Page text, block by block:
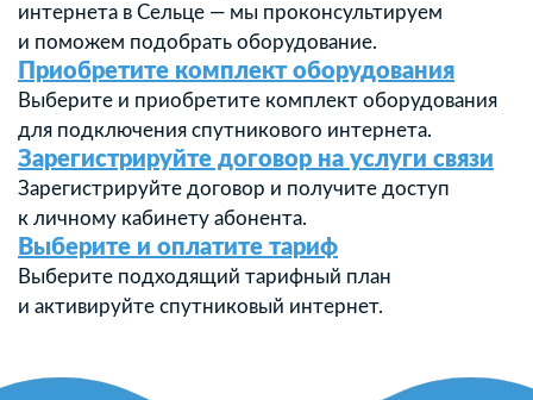
интернета в Сельце — мы проконсультируем
и поможем подобрать оборудование.
Приобретите комплект оборудования
Выберите и приобретите комплект оборудования
для подключения спутникового интернета.
Зарегистрируйте договор на услуги связи
Зарегистрируйте договор и получите доступ
к личному кабинету абонента.
Выберите и оплатите тариф
Выберите подходящий тарифный план
и активируйте спутниковый интернет.